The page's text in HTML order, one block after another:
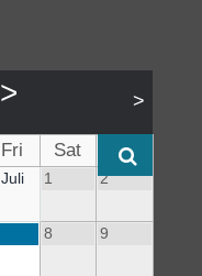
> >
Fri Sat Sun
Juli 1 2
8 9